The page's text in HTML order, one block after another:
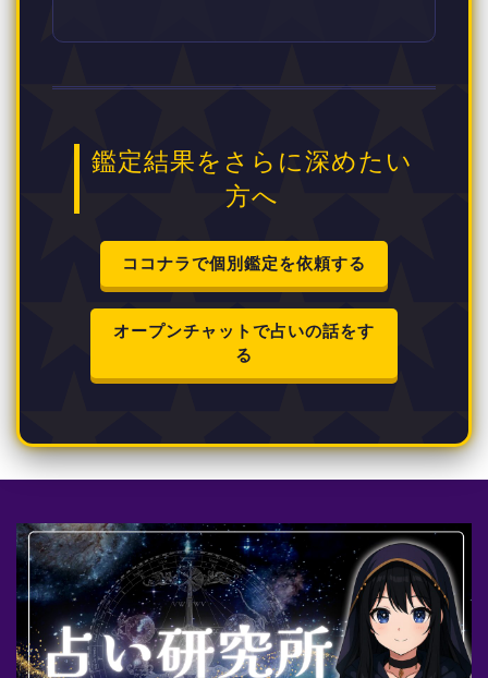
鑑定結果をさらに深めたい
方へ
ココナラで個別鑑定を依頼する
オープンチャットで占いの話をす
る